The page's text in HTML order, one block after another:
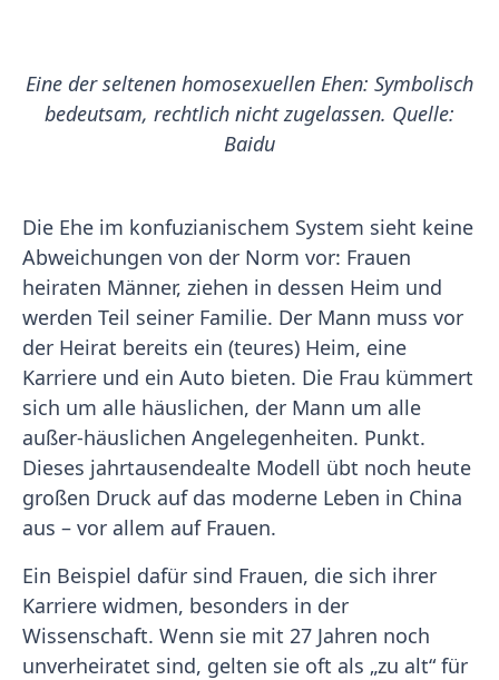
Eine der seltenen homosexuellen Ehen: Symbolisch
bedeutsam, rechtlich nicht zugelassen. Quelle:
Baidu
Die Ehe im konfuzianischem System sieht keine
Abweichungen von der Norm vor: Frauen
heiraten Männer, ziehen in dessen Heim und
werden Teil seiner Familie. Der Mann muss vor
der Heirat bereits ein (teures) Heim, eine
Karriere und ein Auto bieten. Die Frau kümmert
sich um alle häuslichen, der Mann um alle
außer-häuslichen Angelegenheiten. Punkt.
Dieses jahrtausendealte Modell übt noch heute
großen Druck auf das moderne Leben in China
aus – vor allem auf Frauen.
Ein Beispiel dafür sind Frauen, die sich ihrer
Karriere widmen, besonders in der
Wissenschaft. Wenn sie mit 27 Jahren noch
unverheiratet sind, gelten sie oft als „zu alt“ für